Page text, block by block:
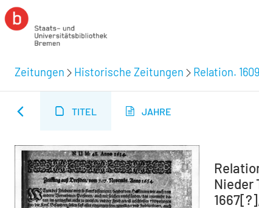
Zeitungen Historische Zeitungen Relation.
TITEL JAHRE
Nieder